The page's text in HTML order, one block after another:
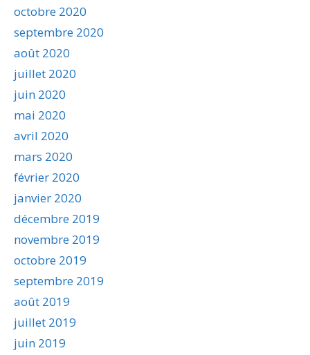
octobre 2020
septembre 2020
août 2020
juillet 2020
juin 2020
mai 2020
avril 2020
mars 2020
février 2020
janvier 2020
décembre 2019
novembre 2019
octobre 2019
septembre 2019
août 2019
juillet 2019
juin 2019